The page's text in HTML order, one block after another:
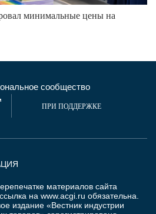
минимальные цены на
сообщество
ПРИ ПОДДЕРЖКЕ
материалов сайта
на www.acgi.ru обязательна.
издание «Вестник индустрии